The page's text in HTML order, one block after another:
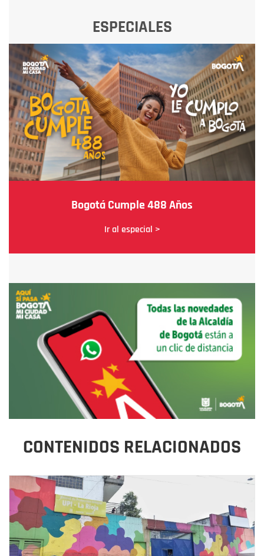
ESPECIALES
Bogotá Cumple 488 Años
Ir al especial >
CONTENIDOS RELACIONADOS